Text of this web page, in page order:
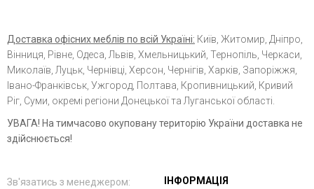
Доставка офісних меблів по всій Україні: Київ, Житомир, Дніпро,
Вінниця, Рівне, Одеса, Львів, Хмельницький, Тернопіль, Черкаси,
Миколаїв, Луцьк, Чернівці, Херсон, Чернігів, Харків, Запоріжжя,
Івано-Франківськ, Ужгород, Полтава, Кропивницький, Кривий
Ріг, Суми, окремі регіони Донецької та Луганської області.
УВАГА! На тимчасово окуповану територію України доставка не
здійснюється!
Зв'язатись з менеджером:
ІНФОРМАЦІЯ